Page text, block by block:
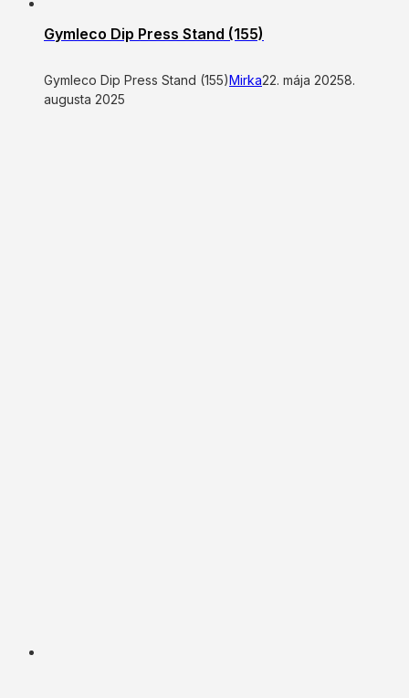
Gymleco Dip Press Stand (155)
Gymleco Dip Press Stand (155)Mirka22. mája 20258.
augusta 2025